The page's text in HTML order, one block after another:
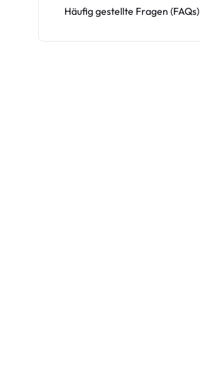
Häufig gestellte Fragen (FAQs)